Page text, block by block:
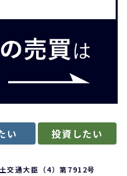
い 投資したい
交通大臣（4）第7912号